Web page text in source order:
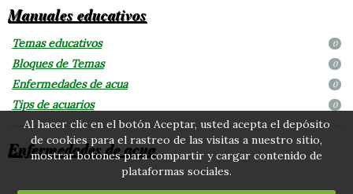
Manuales educativos
Temas educativos 0
Bloques de Temas 0
Enfermedades de acua 0
Tips de acuarios 0
Enfermedades de acua
Al hacer clic en el botón Aceptar, usted acepta el depósito
de cookies para el rastreo de las visitas a nuestro sitio,
mostrar botones para compartir y cargar contenido de
plataformas sociales.